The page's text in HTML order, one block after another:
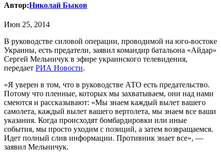
Автор:Николай Быков
Июн 25, 2014
В руководстве силовой операции, проводимой на юго-востоке
Украины, есть предатели, заявил командир батальона «Айдар»
Сергей Мельничук в эфире украинского телевидения,
передает РИА Новости.
«Я уверен в том, что в руководстве АТО есть предательство.
Потому что пленные, которых мы захватываем, они над нами
смеются и рассказывают: «Мы знаем каждый вылет вашего
самолета, каждый вылет вашего вертолета, мы знаем все ваши
указания. Когда происходят бомбардировки или иные
события, мы просто уходим с позиций, а затем возвращаемся.
Идет полный слив информации. Противник знает все», —
заявил Мельничук.